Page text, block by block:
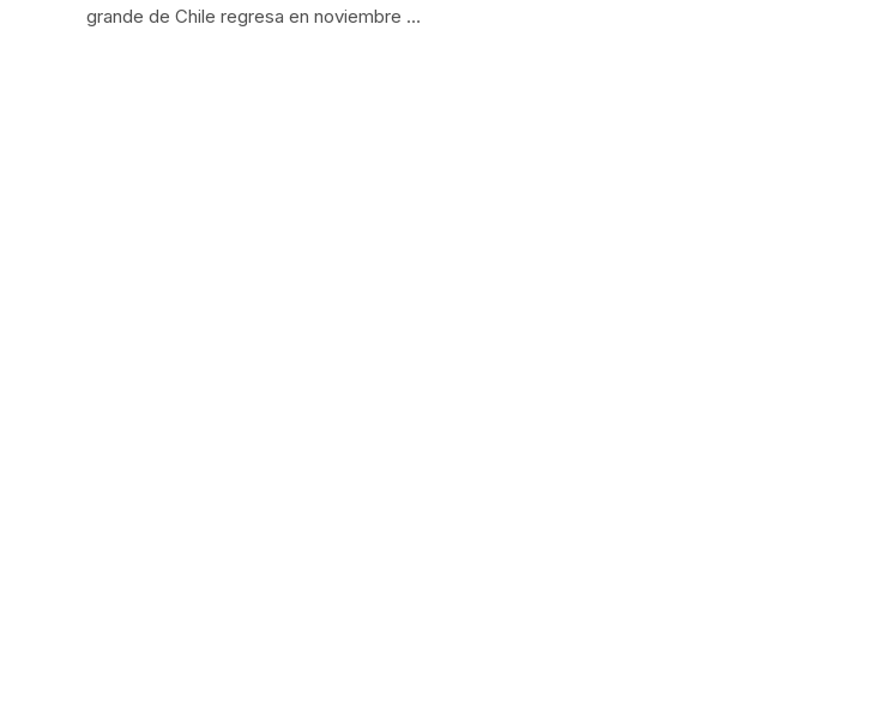
grande de Chile regresa en noviembre …